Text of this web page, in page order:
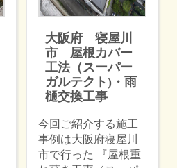
大阪府 寝屋川
市 屋根カバー
工法（スーパー
ガルテクト)・雨
樋交換工事
今回ご紹介する施工
事例は大阪府寝屋川
市で行った 『屋根重